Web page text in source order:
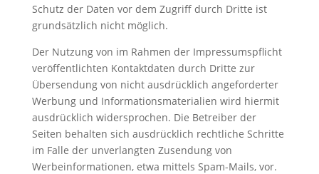
Schutz der Daten vor dem Zugriff durch Dritte ist
grundsätzlich nicht möglich.
Der Nutzung von im Rahmen der Impressumspflicht
veröffentlichten Kontaktdaten durch Dritte zur
Übersendung von nicht ausdrücklich angeforderter
Werbung und Informationsmaterialien wird hiermit
ausdrücklich widersprochen. Die Betreiber der
Seiten behalten sich ausdrücklich rechtliche Schritte
im Falle der unverlangten Zusendung von
Werbeinformationen, etwa mittels Spam-Mails, vor.